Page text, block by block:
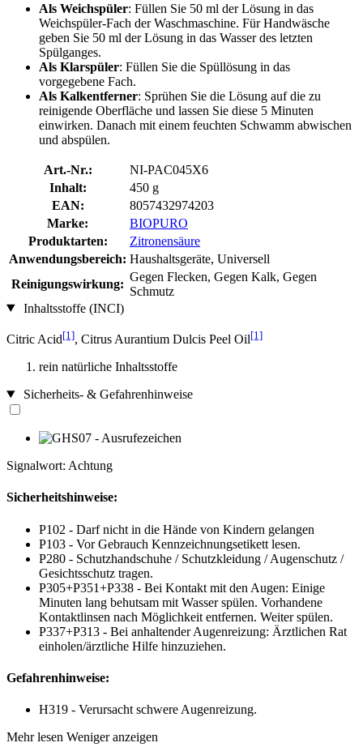
Als Weichspüler: Füllen Sie 50 ml der Lösung in das
Weichspüler-Fach der Waschmaschine. Für Handwäsche
geben Sie 50 ml der Lösung in das Wasser des letzten
Spülganges.
Als Klarspüler: Füllen Sie die Spüllösung in das
vorgegebene Fach.
Als Kalkentferner: Sprühen Sie die Lösung auf die zu
reinigende Oberfläche und lassen Sie diese 5 Minuten
einwirken. Danach mit einem feuchten Schwamm abwischen
und abspülen.
Art.-Nr.:
NI-PAC045X6
Inhalt:
450 g
EAN:
8057432974203
Marke:
BIOPURO
Produktarten:
Zitronensäure
Anwendungsbereich: Haushaltsgeräte, Universell
Reinigungswirkung:
Gegen Flecken, Gegen Kalk, Gegen
Schmutz
Inhaltsstoffe (INCI)
Citric Acid[1], Citrus Aurantium Dulcis Peel Oil[1]
rein natürliche Inhaltsstoffe
Sicherheits- & Gefahrenhinweise
Signalwort: Achtung
Sicherheitshinweise:
P102 - Darf nicht in die Hände von Kindern gelangen
P103 - Vor Gebrauch Kennzeichnungsetikett lesen.
P280 - Schutzhandschuhe / Schutzkleidung / Augenschutz /
Gesichtsschutz tragen.
P305+P351+P338 - Bei Kontakt mit den Augen: Einige
Minuten lang behutsam mit Wasser spülen. Vorhandene
Kontaktlinsen nach Möglichkeit entfernen. Weiter spülen.
P337+P313 - Bei anhaltender Augenreizung: Ärztlichen Rat
einholen/ärztliche Hilfe hinzuziehen.
Gefahrenhinweise:
H319 - Verursacht schwere Augenreizung.
Mehr lesen Weniger anzeigen